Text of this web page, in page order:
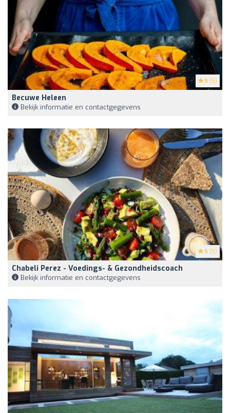
5 (5)
Becuwe Heleen
Bekijk informatie en contactgegevens
5 (5)
Chabeli Perez - Voedings- & Gezondheidscoach
Bekijk informatie en contactgegevens